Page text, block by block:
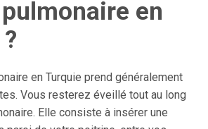
en
en Turquie prend généralement
Vous resterez éveillé tout au long
Elle consiste à insérer une